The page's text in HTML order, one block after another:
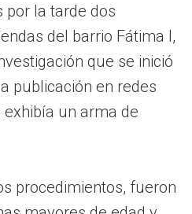
por la tarde dos
del barrio Fátima I,
que se inició
publicación en redes
un arma de
procedimientos, fueron